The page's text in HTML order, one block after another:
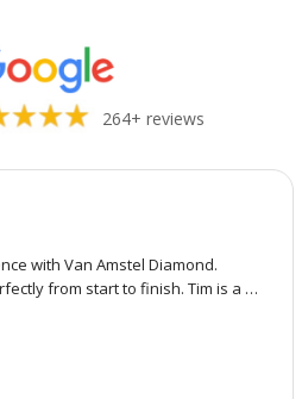
264+ reviews
with Van Amstel Diamond.
from start to finish. Tim is a
attentive to every detail, and
my own stone and ring setting to
product. He even showed me